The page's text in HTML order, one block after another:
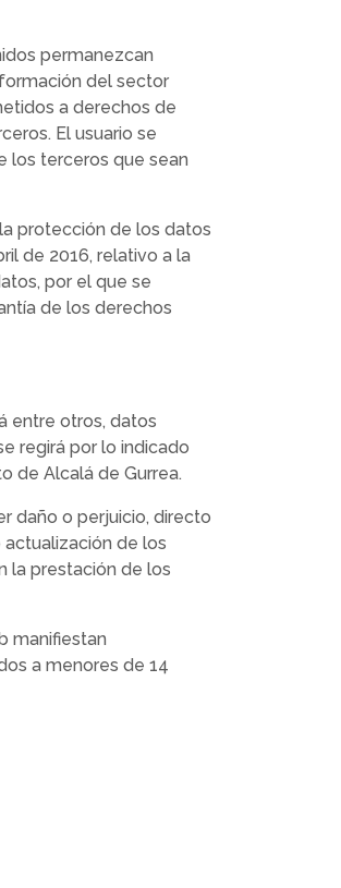
permanezcan
del sector
a derechos de
El usuario se
los terceros que sean
protección de los datos
de 2016, relativo a la
por el que se
de los derechos
entre otros, datos
regirá por lo indicado
de Alcalá de Gurrea.
daño o perjuicio, directo
de los
la prestación de los
manifiestan
a menores de 14